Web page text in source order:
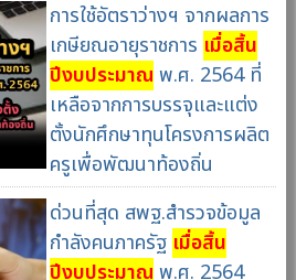
การใช้อัตราว่างฯ จากผลการ
เกษียณอายุราชการ เมื่อสิ้น
ปีงบประมาณ พ.ศ. 2564 ที่
เหลือจากการบรรจุและแต่ง
ตั้งนักศึกษาทุนโครงการผลิต
ครูเพื่อพัฒนาท้องถิ่น
ด่วนที่สุด สพฐ.สำรวจข้อมูล
กำลังคนภาครัฐ เมื่อสิ้น
ปีงบประมาณ พ.ศ. 2564